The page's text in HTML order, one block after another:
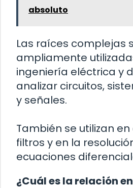
absoluto
Las raíces complejas
ampliamente
ingeniería eléctrica y
analizar circuitos,
y señales.
También se utilizan
filtros y en la
ecuaciones
¿Cuál es la relación